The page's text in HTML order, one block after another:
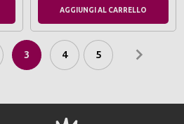
AGGIUNGI AL CARRELLO
3 4 5